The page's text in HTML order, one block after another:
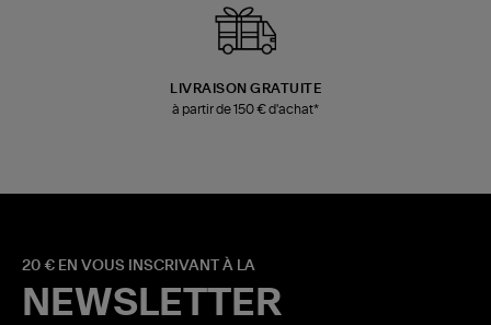
LIVRAISON GRATUITE
à partir de 150 € d'achat*
20 € EN VOUS INSCRIVANT À LA
NEWSLETTER